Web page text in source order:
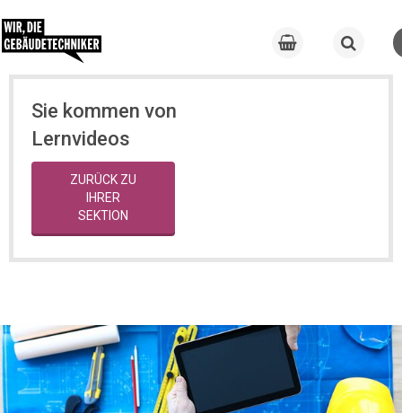
Sie kommen von
Lernvideos
ZURÜCK ZU
IHRER
SEKTION